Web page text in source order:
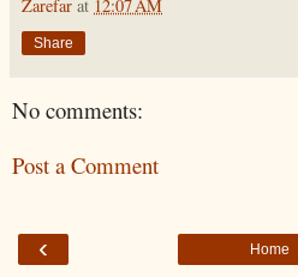
Zarefar at 12:07 AM
Share
No comments:
Post a Comment
‹ Home